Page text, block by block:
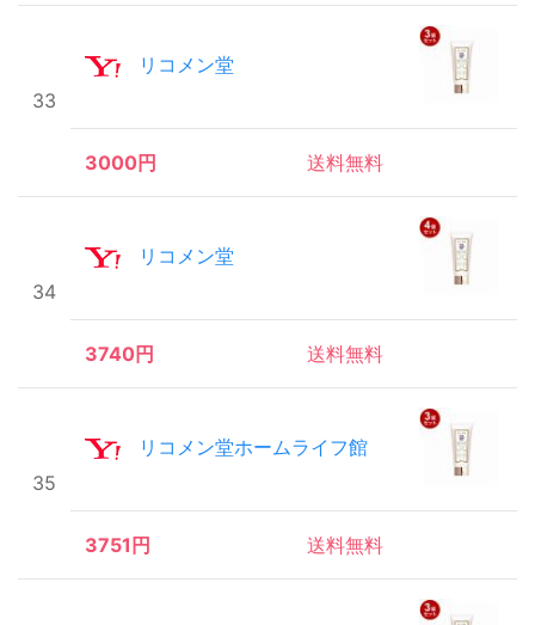
33
リコメン堂
3000円 送料無料
34
リコメン堂
3740円 送料無料
35
リコメン堂ホームライフ館
3751円 送料無料